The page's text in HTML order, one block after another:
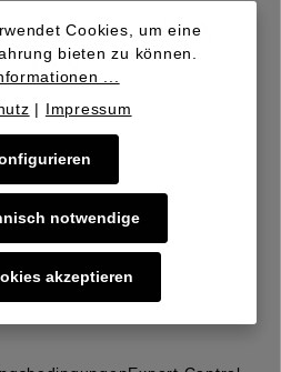
Cookies, um eine
bieten zu können.
...
| Impressum
notwendige
akzeptieren